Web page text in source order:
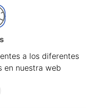
a los diferentes
en nuestra web